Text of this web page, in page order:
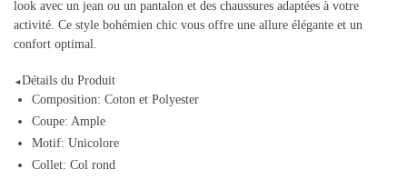
look avec un jean ou un pantalon et des chaussures adaptées à votre
activité. Ce style bohémien chic vous offre une allure élégante et un
confort optimal.
◄Détails du Produit
Composition: Coton et Polyester
Coupe: Ample
Motif: Unicolore
Collet: Col rond